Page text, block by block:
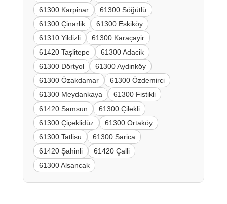
61300 Karpinar
61300 Söğütlü
61300 Çinarlik
61300 Eskiköy
61310 Yildizli
61300 Karaçayir
61420 Taşlitepe
61300 Adacik
61300 Dörtyol
61300 Aydinköy
61300 Özakdamar
61300 Özdemirci
61300 Meydankaya
61300 Fistikli
61420 Samsun
61300 Çilekli
61300 Çiçeklidüz
61300 Ortaköy
61300 Tatlisu
61300 Sarica
61420 Şahinli
61420 Çalli
61300 Alsancak